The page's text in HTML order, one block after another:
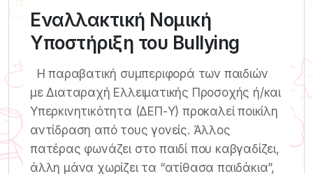
Εναλλακτική Νομική
Υποστήριξη του Βullying
Η παραβατική συμπεριφορά των παιδιών
με Διαταραχή Ελλειματικής Προσοχής ή/και
Υπερκινητικότητα (ΔΕΠ-Υ) προκαλεί ποικίλη
αντίδραση από τους γονείς. Άλλος
πατέρας φωνάζει στο παιδί που καβγαδίζει,
άλλη μάνα χωρίζει τα “ατίθασα παιδάκια”,